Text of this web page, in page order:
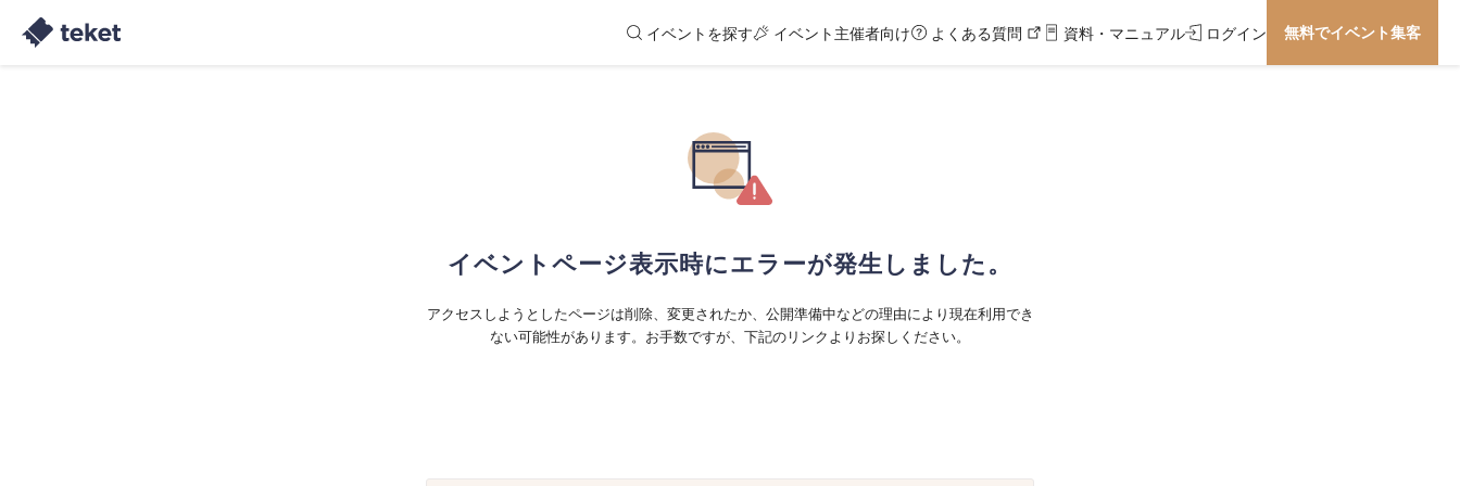
イベントを探す イベント主催者向け よくある質問 資料・マニュアル ログイン 無料でイベント集客
イベントページ表示時にエラーが発生しました。
アクセスしようとしたページは削除、変更されたか、公開準備中などの理由により現在利用でき
ない可能性があります。お手数ですが、下記のリンクよりお探しください。